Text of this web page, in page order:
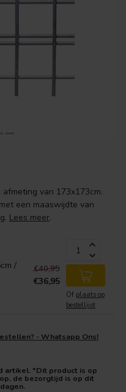
van 173x173cm.
een maaswijdte van
Lees meer.
/ €40,95
€36,95
Of plaats op
bestellijst
- Whatsapp Ons!
artikel. *Dit product is op
de bezorgtijd is op dit